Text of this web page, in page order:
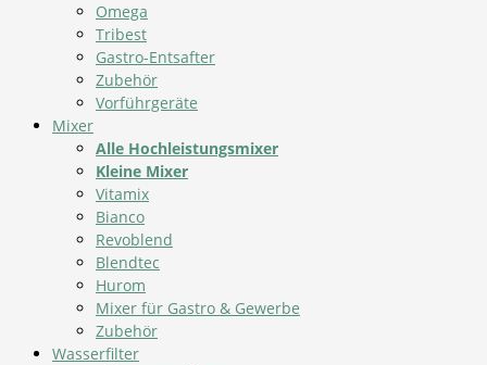
Omega
Tribest
Gastro-Entsafter
Zubehör
Vorführgeräte
Mixer
Alle Hochleistungsmixer
Kleine Mixer
Vitamix
Bianco
Revoblend
Blendtec
Hurom
Mixer für Gastro & Gewerbe
Zubehör
Wasserfilter